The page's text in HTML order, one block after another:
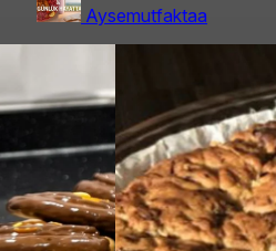
Aysemutfaktaa